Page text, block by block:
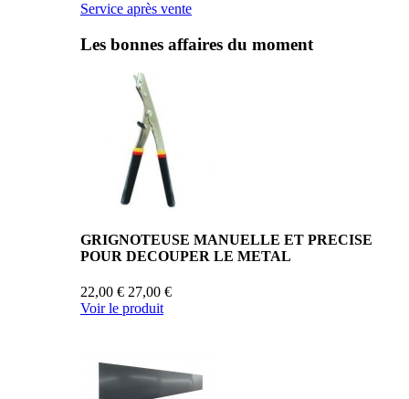
Service après vente
Les bonnes affaires du moment
GRIGNOTEUSE MANUELLE ET PRECISE
POUR DECOUPER LE METAL
22,00 € 27,00 €
Voir le produit